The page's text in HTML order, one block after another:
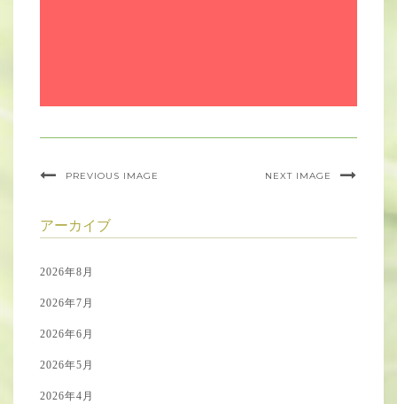
PREVIOUS IMAGE NEXT IMAGE
アーカイブ
2026年8月
2026年7月
2026年6月
2026年5月
2026年4月